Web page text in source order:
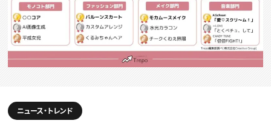
クリエイター求人を探す
CREATIVE JOB求人検索
特集求人
採用説明会
転職支援サービス
スキルアップしたい！ トップ
デザイン
TOP Creator’s コラム
ニュース・トレンド